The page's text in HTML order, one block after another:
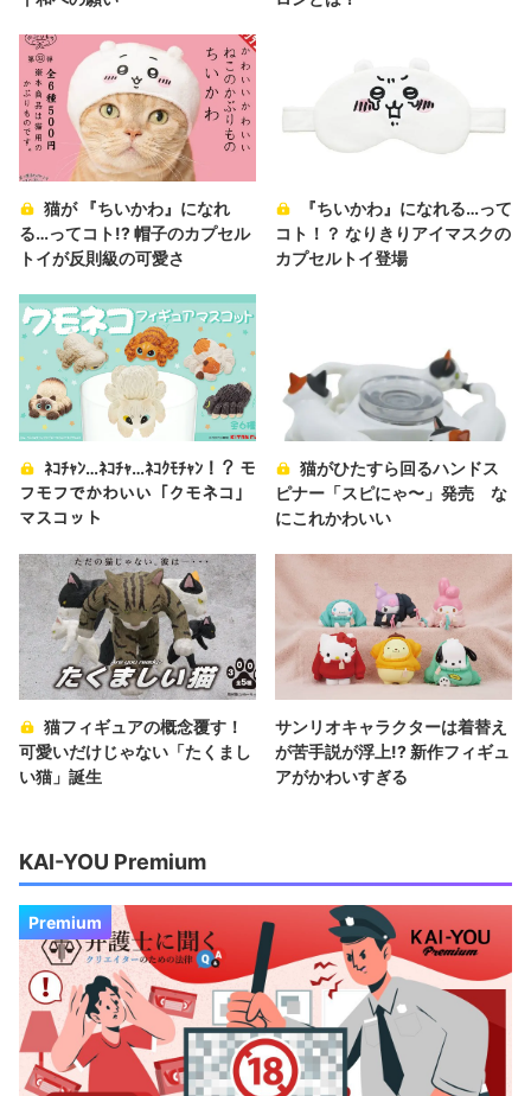
猫が 『ちいかわ』になれ
る…ってコト!? 帽子のカプセル
トイが反則級の可愛さ
『ちいかわ』になれる…って
コト！？ なりきりアイマスクの
カプセルトイ登場
ﾈｺﾁｬﾝ…ﾈｺﾁｬ…ﾈｺｸﾓﾁｬﾝ！？ モ
フモフでかわいい「クモネコ」
マスコット
猫がひたすら回るハンドス
ピナー「スピにゃ〜」発売 な
にこれかわいい
猫フィギュアの概念覆す！
可愛いだけじゃない「たくまし
い猫」誕生
サンリオキャラクターは着替え
が苦手説が浮上!? 新作フィギュ
アがかわいすぎる
KAI-YOU Premium
Premium